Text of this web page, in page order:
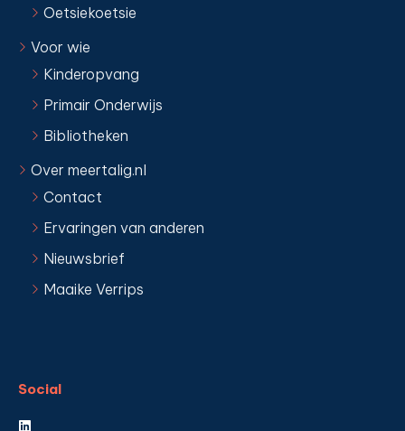
Oetsiekoetsie
Voor wie
Kinderopvang
Primair Onderwijs
Bibliotheken
Over meertalig.nl
Contact
Ervaringen van anderen
Nieuwsbrief
Maaike Verrips
Social